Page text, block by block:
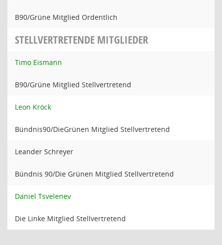
B90/Grüne Mitglied Ordentlich
STELLVERTRETENDE MITGLIEDER
Timo Eismann
B90/Grüne Mitglied Stellvertretend
Leon Kröck
Bündnis90/DieGrünen Mitglied Stellvertretend
Leander Schreyer
Bündnis 90/Die Grünen Mitglied Stellvertretend
Daniel Tsvelenev
Die Linke Mitglied Stellvertretend